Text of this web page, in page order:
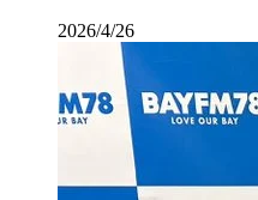
2026/4/26